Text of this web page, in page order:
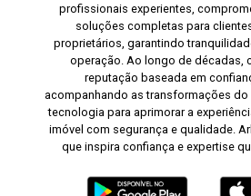
profissionais experientes,
soluções completas para
proprietários, garantindo
operação. Ao longo de décadas,
reputação baseada em
acompanhando as transformações
tecnologia para aprimorar a
imóvel com segurança e qualidade.
que inspira confiança e expertise